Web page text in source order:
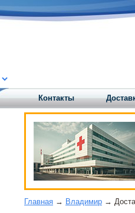
Контакты
Главная → Владимир →